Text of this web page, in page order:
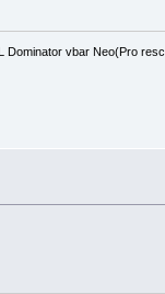
Dominator vbar Neo(Pro